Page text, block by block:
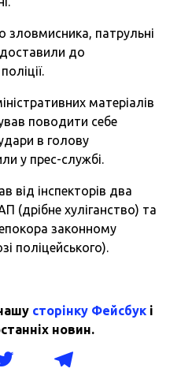
зловмисника, патрульні
до
матеріалів
поводити себе
в голову
у прес-службі.
від інспекторів два
(дрібне хуліганство) та
законному
поліцейського).
сторінку Фейсбук і
новин.